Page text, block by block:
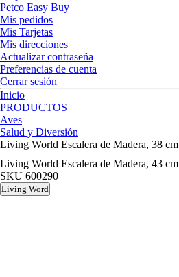
Petco Easy Buy
Mis pedidos
Mis Tarjetas
Mis direcciones
Actualizar contraseña
Preferencias de cuenta
Cerrar sesión
Inicio
PRODUCTOS
Aves
Salud y Diversión
Living World Escalera de Madera, 38 cm
Living World Escalera de Madera, 43 cm
SKU 600290
Living Word